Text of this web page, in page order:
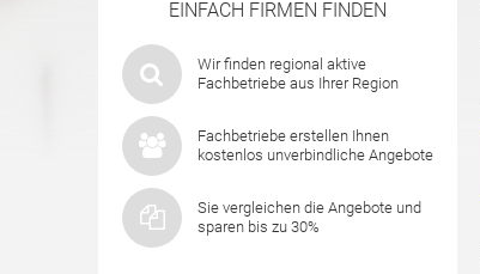
EINFACH FIRMEN FINDEN
Wir finden regional aktive
Fachbetriebe aus Ihrer Region
Fachbetriebe erstellen Ihnen
kostenlos unverbindliche Angebote
Sie vergleichen die Angebote und
sparen bis zu 30%